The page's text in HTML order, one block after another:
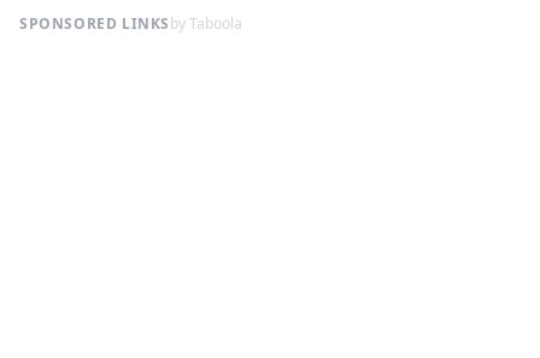
SPONSORED LINKSby Taboola